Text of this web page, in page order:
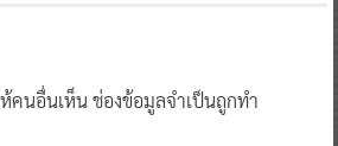
คนอื่นเห็นช่องข้อมูลจำเป็นถูกทำ